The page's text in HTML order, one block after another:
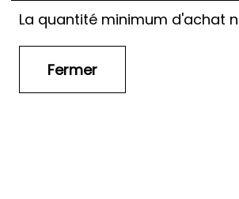
La quantité minimum d'achat